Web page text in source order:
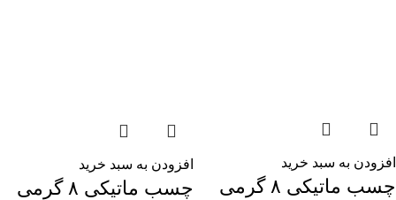
افزودن به سبد خرید
چسب ماتیکی ۸ گرمی
افزودن به سبد خرید
چسب ماتیکی ۸ گرمی